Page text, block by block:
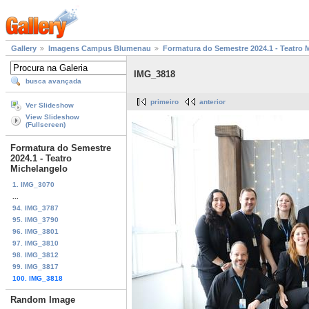
Gallery Imagens Campus Blumenau Formatura do Semestre 2024.1 - Teatro
busca avançada
Ver Slideshow
View Slideshow
(Fullscreen)
Formatura do Semestre
2024.1 - Teatro
Michelangelo
1. IMG_3070
94. IMG_3787
95. IMG_3790
96. IMG_3801
97. IMG_3810
98. IMG_3812
99. IMG_3817
100. IMG_3818
Random Image
IMG_3818
primeiro anterior